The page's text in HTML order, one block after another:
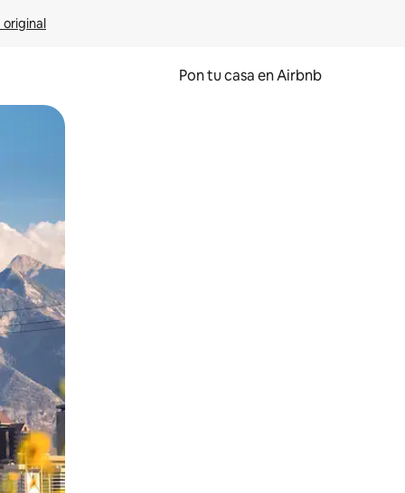
original
Pon tu casa en Airbnb
desliza el dedo.